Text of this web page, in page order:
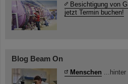
Besichtigung von
jetzt Termin buchen!
Blog Beam On
Menschen ...hinter